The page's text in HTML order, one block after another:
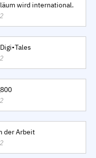
wird international.
der Arbeit